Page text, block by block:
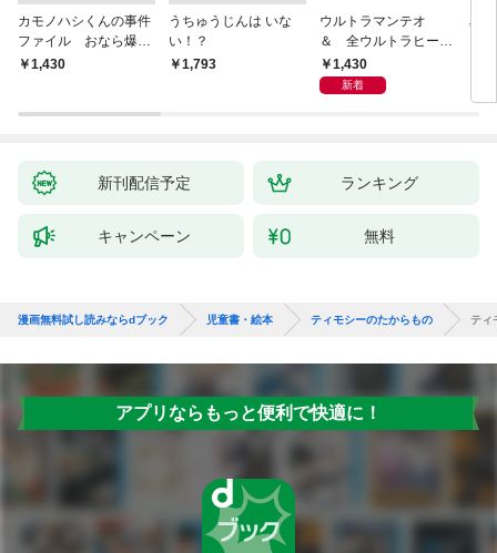
カモノハシくんの事件
ファイル おなら爆
弾！ 危機イッパツ編
￥1,430
うちゅうじんは いな
い！？
￥1,793
ウルトラマンテオ
＆ 全ウルトラヒーロ
ー大集合 あそべるず
かん
1,430
新着
星
新刊配信予定 ランキング
キャンペーン 無料
漫画無料試し読みならdブック 児童書・絵本 ティモシーのたからもの ティ
アプリならもっと便利で快適に！